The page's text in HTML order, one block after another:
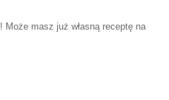
masz już własną receptę na